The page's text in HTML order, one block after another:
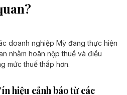
doanh nghiệp Mỹ đang thực hiện
nhằm hoãn nộp thuế và điều
mức thuế thấp hơn.
hiệu cảnh báo từ các